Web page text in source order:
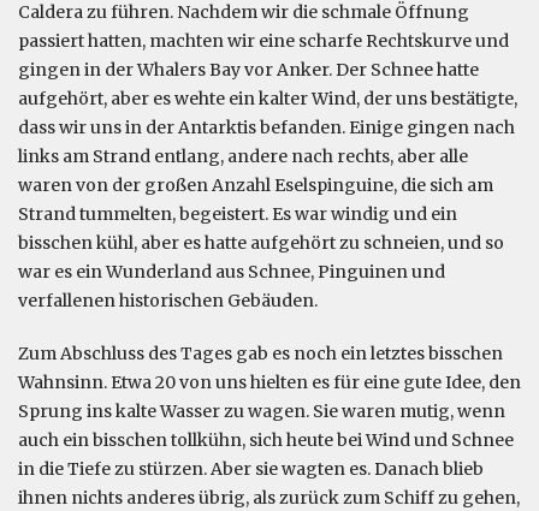
Caldera zu führen. Nachdem wir die schmale Öffnung
passiert hatten, machten wir eine scharfe Rechtskurve und
gingen in der Whalers Bay vor Anker. Der Schnee hatte
aufgehört, aber es wehte ein kalter Wind, der uns bestätigte,
dass wir uns in der Antarktis befanden. Einige gingen nach
links am Strand entlang, andere nach rechts, aber alle
waren von der großen Anzahl Eselspinguine, die sich am
Strand tummelten, begeistert. Es war windig und ein
bisschen kühl, aber es hatte aufgehört zu schneien, und so
war es ein Wunderland aus Schnee, Pinguinen und
verfallenen historischen Gebäuden.
Zum Abschluss des Tages gab es noch ein letztes bisschen
Wahnsinn. Etwa 20 von uns hielten es für eine gute Idee, den
Sprung ins kalte Wasser zu wagen. Sie waren mutig, wenn
auch ein bisschen tollkühn, sich heute bei Wind und Schnee
in die Tiefe zu stürzen. Aber sie wagten es. Danach blieb
ihnen nichts anderes übrig, als zurück zum Schiff zu gehen,